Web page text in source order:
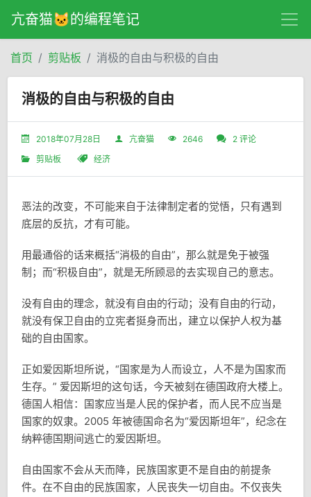
亢奋猫🐱的编程笔记
首页 剪贴板 消极的自由与积极的自由
消极的自由与积极的自由
2018年07月28日 亢奋猫 2646
2 评论
剪贴板
经济
恶法的改变，不可能来自于法律制定者的觉悟，只有遇到
底层的反抗，才有可能。
用最通俗的话来概括“消极的自由”，那么就是免于被强
制；而“积极自由”，就是无所顾忌的去实现自己的意志。
没有自由的理念，就没有自由的行动；没有自由的行动，
就没有保卫自由的立宪者挺身而出，建立以保护人权为基
础的自由国家。
正如爱因斯坦所说，“国家是为人而设立，人不是为国家而
生存。” 爱因斯坦的这句话，今天被刻在德国政府大楼上。
德国人相信：国家应当是人民的保护者，而人民不应当是
国家的奴隶。2005 年被德国命名为“爱因斯坦年”，纪念在
纳粹德国期间逃亡的爱因斯坦。
自由国家不会从天而降，民族国家更不是自由的前提条
件。在不自由的民族国家，人民丧失一切自由。不仅丧失